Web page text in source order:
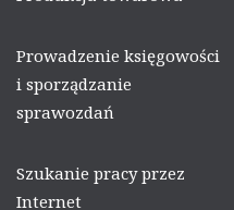
Prowadzenie księgowości
i sporządzanie
sprawozdań
Szukanie pracy przez
Internet